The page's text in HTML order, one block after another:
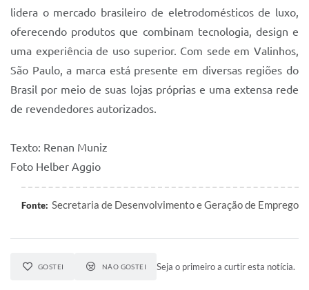
lidera o mercado brasileiro de eletrodomésticos de luxo,
oferecendo produtos que combinam tecnologia, design e
uma experiência de uso superior. Com sede em Valinhos,
São Paulo, a marca está presente em diversas regiões do
Brasil por meio de suas lojas próprias e uma extensa rede
de revendedores autorizados.
Texto: Renan Muniz
Foto Helber Aggio
Fonte: Secretaria de Desenvolvimento e Geração de Emprego
GOSTEI NÃO GOSTEI Seja o primeiro a curtir esta notícia.